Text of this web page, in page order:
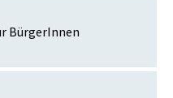
BürgerInnen